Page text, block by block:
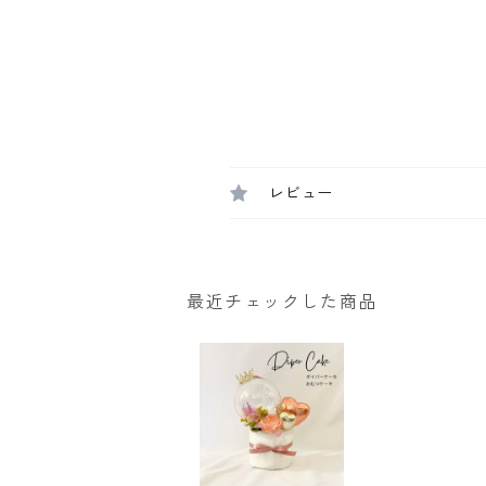
レビュー
最近チェックした商品